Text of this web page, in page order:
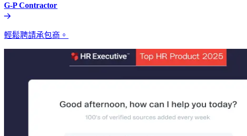
G-P Contractor​​
輕鬆聘請承包商。​​